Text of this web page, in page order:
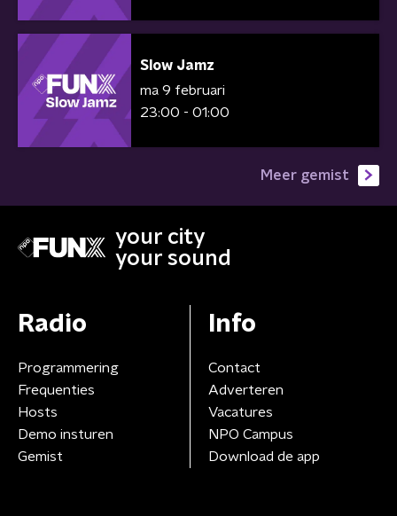
Slow Jamz
ma 9 februari
23:00 - 01:00
Meer gemist
your city
your sound
Radio
Programmering
Frequenties
Hosts
Demo insturen
Gemist
Info
Contact
Adverteren
Vacatures
NPO Campus
Download de app